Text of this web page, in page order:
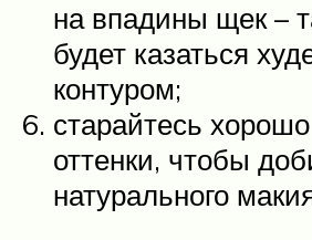
на впадины щек –
будет казаться
контуром;
старайтесь
оттенки, чтобы
натурального